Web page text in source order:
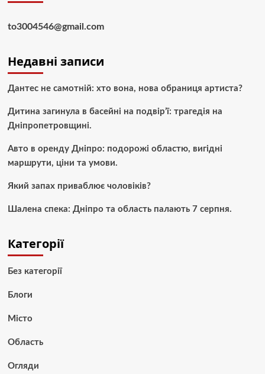
to3004546@gmail.com
Недавні записи
Дантес не самотній: хто вона, нова обраниця артиста?
Дитина загинула в басейні на подвір’ї: трагедія на
Дніпропетровщині.
Авто в оренду Дніпро: подорожі областю, вигідні
маршрути, ціни та умови.
Який запах приваблює чоловіків?
Шалена спека: Дніпро та область палають 7 серпня.
Категорії
Без категорії
Блоги
Місто
Область
Огляди